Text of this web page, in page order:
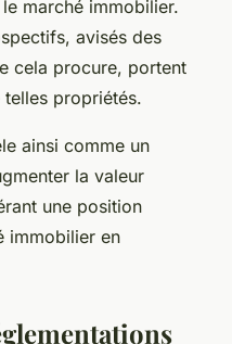
marché immobilier.
avisés des
cela procure, portent
propriétés.
ainsi comme un
la valeur
une position
immobilier en